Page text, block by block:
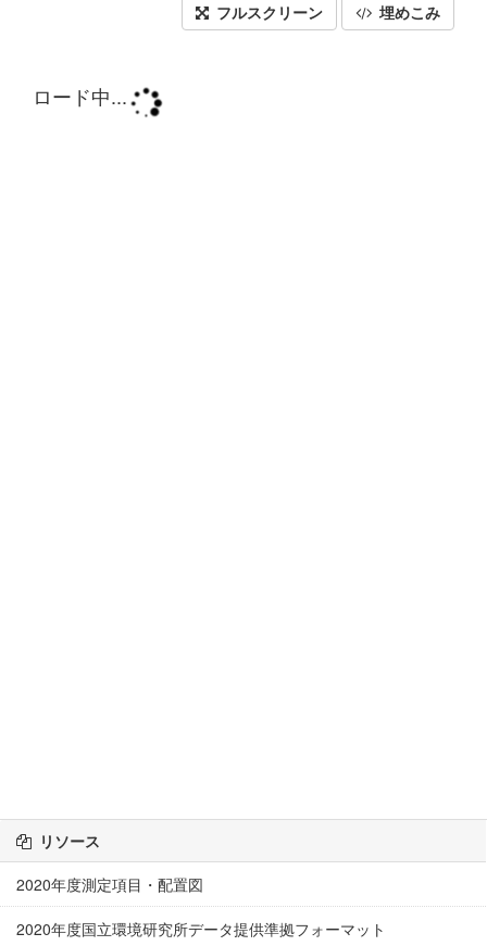
フルスクリーン 埋めこみ
リソース
2020年度測定項目・配置図
2020年度国立環境研究所データ提供準拠フォーマット